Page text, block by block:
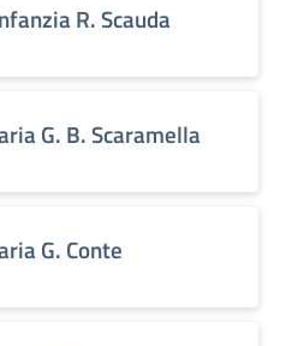
R. Scauda
G. B. Scaramella
G. Conte